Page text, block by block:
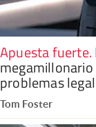
Apuesta fuerte.
megamillonario
problemas
Tom Foster